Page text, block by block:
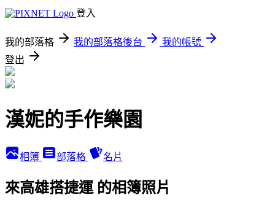
登入
我的部落格 我的部落格後台
我的帳號
登出
漢妮的手作樂園
相簿 部落格 名片
來高雄搭捷運 的相簿照片